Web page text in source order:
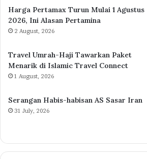
Harga Pertamax Turun Mulai 1 Agustus
2026, Ini Alasan Pertamina
2 August, 2026
Travel Umrah-Haji Tawarkan Paket
Menarik di Islamic Travel Connect
1 August, 2026
Serangan Habis-habisan AS Sasar Iran
31 July, 2026